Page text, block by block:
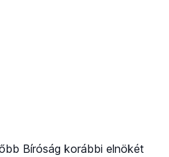
Bíróság korábbi elnökét